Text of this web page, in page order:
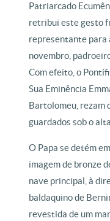
Patriarcado
retribui este gesto
representante para
novembro,
Com efeito, o
Sua Eminência
Bartolomeu, rezam
guardados sob o
O Papa se detém
imagem de bronze
nave principal, à
baldaquino de
revestida de um